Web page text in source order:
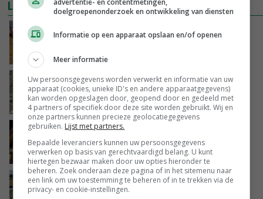
LAATSTE NIEUWS
Frans onderzoekcentrum bestrijkt hele
varkensvleesketen
VANDAAG, 15:29
Emmeloord noteert eerste zaaiuien op
maximaal 20 euro
VANDAAG, 14:59
Spontane boerenacties in Twente en
Apeldoorn zetten de trend
VANDAAG, 14:48
Droogte veroorzaakt steeds meer problemen:
‘Bassin afgelopen week al leeg’
doelgroepenonderzoek en ontwikkeling van diensten
Informatie op een apparaat opslaan en/of openen
Meer informatie
Uw persoonsgegevens worden verwerkt en informatie van uw
apparaat (cookies, unieke ID's en andere apparaatgegevens)
kan worden opgeslagen door, geopend door en gedeeld met
4 partners of specifiek door deze site worden gebruikt. Wij en
onze partners kunnen precieze geolocatiegegevens
gebruiken. Lijst met partners.
Bepaalde leveranciers kunnen uw persoonsgegevens
verwerken op basis van gerechtvaardigd belang. U kunt
hiertegen bezwaar maken door uw opties hieronder te
beheren. Zoek onderaan deze pagina of in het sitemenu naar
een link om uw toestemming te beheren of in te trekken via de
privacy- en cookie-instellingen.